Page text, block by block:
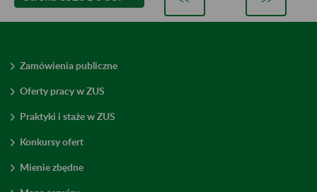
Zamówienia publiczne
Oferty pracy w ZUS
Praktyki i staże w ZUS
Konkursy ofert
Mienie zbędne